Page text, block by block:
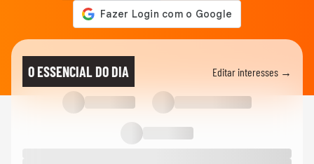
O ESSENCIAL DO DIA Editar interesses →